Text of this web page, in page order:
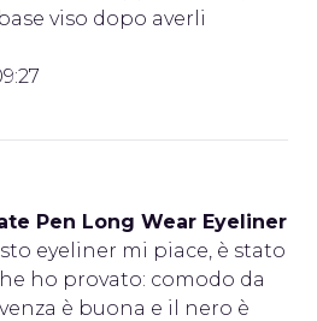
viso dopo averli
Pen Long Wear Eyeliner
eyeliner mi piace, è stato
ho provato: comodo da
è buona e il nero è